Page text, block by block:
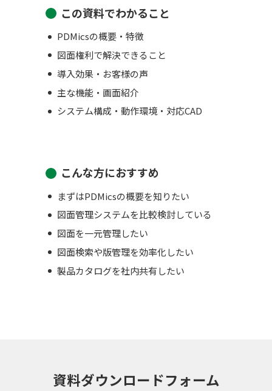
この資料でわかること
PDMicsの概要・特徴
図面権利で解決できること
導入効果・お客様の声
主な機能・画面紹介
システム構成・動作環境・対応CAD
こんな方におすすめ
まずはPDMicsの概要を知りたい
図面管理システムを比較検討している
図面を一元管理したい
図面検索や版管理を効率化したい
製品カタログを社内共有したい
資料ダウンロードフォーム